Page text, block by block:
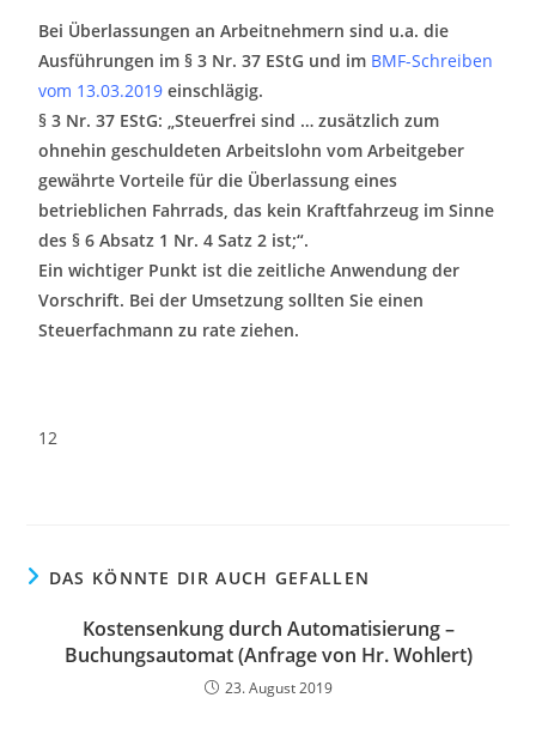
Bei Überlassungen an Arbeitnehmern sind u.a. die
Ausführungen im § 3 Nr. 37 EStG und im BMF-Schreiben
vom 13.03.2019 einschlägig.
§ 3 Nr. 37 EStG: „Steuerfrei sind … zusätzlich zum
ohnehin geschuldeten Arbeitslohn vom Arbeitgeber
gewährte Vorteile für die Überlassung eines
betrieblichen Fahrrads, das kein Kraftfahrzeug im Sinne
des § 6 Absatz 1 Nr. 4 Satz 2 ist;“.
Ein wichtiger Punkt ist die zeitliche Anwendung der
Vorschrift. Bei der Umsetzung sollten Sie einen
Steuerfachmann zu rate ziehen.
12
DAS KÖNNTE DIR AUCH GEFALLEN
Kostensenkung durch Automatisierung –
Buchungsautomat (Anfrage von Hr. Wohlert)
23. August 2019